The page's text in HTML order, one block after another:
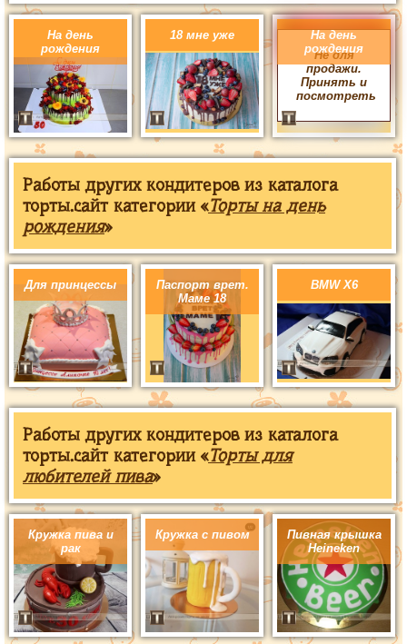
На день
рождения
18 мне уже
На день
рождения
Не для
продажи.
Принять и
посмотреть
Работы других кондитеров из каталога
торты.сайт категории «Торты на день
рождения»
Для принцессы
Паспорт врет.
Маме 18
BMW X6
Работы других кондитеров из каталога
торты.сайт категории «Торты для
любителей пива»
Кружка пива и
рак
Кружка с пивом
Пивная крышка
Heineken